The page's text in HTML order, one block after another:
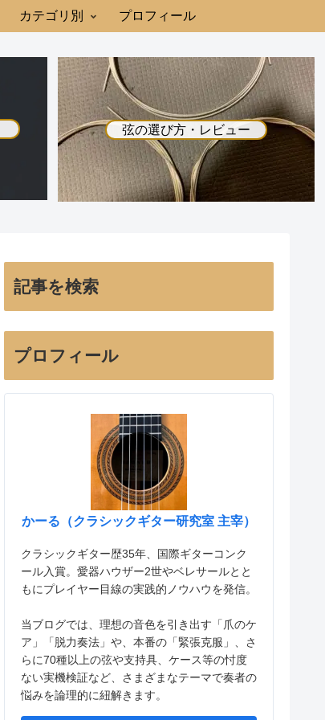
カテゴリ別 プロフィール
弦の選び方・レビュー
記事を検索
プロフィール
かーる（クラシックギター研究室 主宰）
クラシックギター歴35年、国際ギターコンク
ール入賞。愛器ハウザー2世やベレサールとと
もにプレイヤー目線の実践的ノウハウを発信。
当ブログでは、理想の音色を引き出す「爪のケ
ア」「脱力奏法」や、本番の「緊張克服」、さ
らに70種以上の弦や支持具、ケース等の忖度
ない実機検証など、さまざまなテーマで奏者の
悩みを論理的に紐解きます。